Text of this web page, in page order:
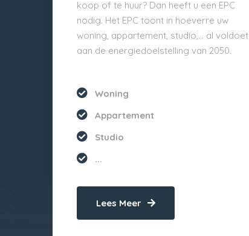
koop of te huur? Dan heeft u een EPC
nodig. Het EPC toont in hoeverre uw
woning, appartement, studio,… al voldoet
aan de energiedoelstelling van 2050.
Woning
Appartement
Studio
...
Lees Meer